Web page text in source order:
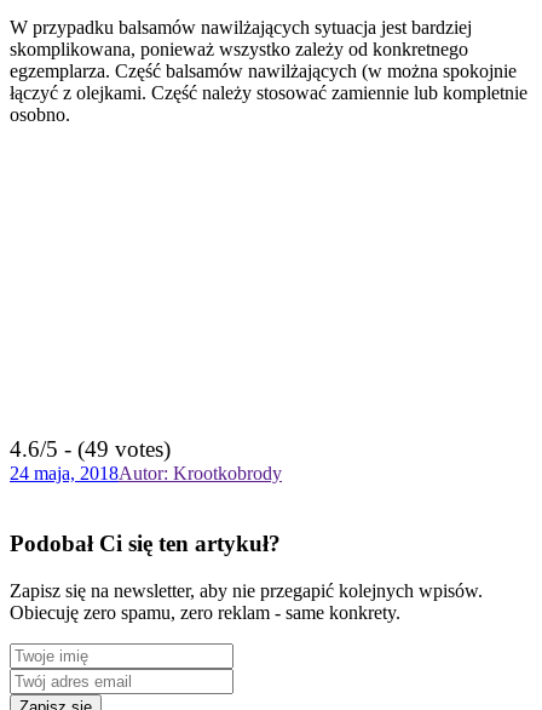
W przypadku balsamów nawilżających sytuacja jest bardziej
skomplikowana, ponieważ wszystko zależy od konkretnego
egzemplarza. Część balsamów nawilżających (w można spokojnie
łączyć z olejkami. Część należy stosować zamiennie lub kompletnie
osobno.
4.6/5 - (49 votes)
24 maja, 2018Autor: Krootkobrody
Podobał Ci się ten artykuł?
Zapisz się na newsletter, aby nie przegapić kolejnych wpisów.
Obiecuję zero spamu, zero reklam - same konkrety.